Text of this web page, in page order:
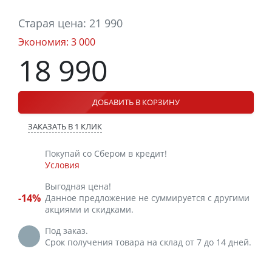
Старая цена: 21 990
Экономия: 3 000
18 990
ДОБАВИТЬ В КОРЗИНУ
ЗАКАЗАТЬ В 1 КЛИК
Покупай со Сбером в кредит!
Условия
-14%
Выгодная цена!
Данное предложение не суммируется с другими
акциями и скидками.
Под заказ.
Срок получения товара на склад от 7 до 14 дней.